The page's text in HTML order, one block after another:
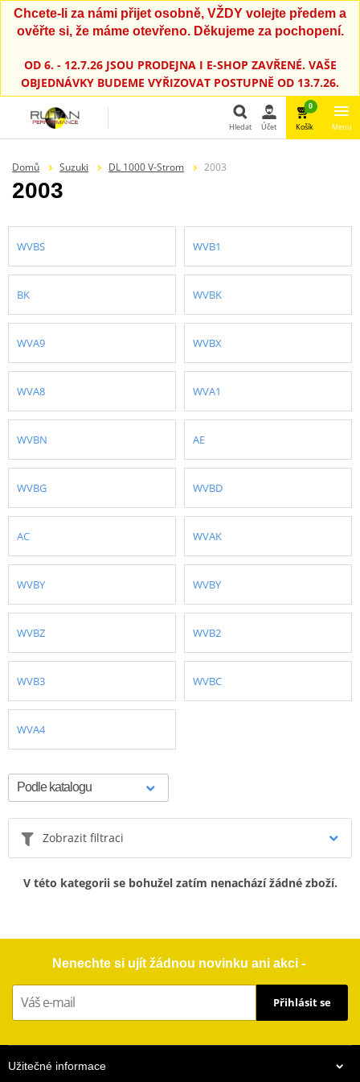
Chcete-li za námi přijet osobně, VŽDY volejte předem a
ověřte si, že máme otevřeno. Děkujeme za pochopení.
OD 6. - 12.7.26 JSOU PRODEJNA I E-SHOP ZAVŘENÉ. VAŠE
OBJEDNÁVKY BUDEME VYŘIZOVAT POSTUPNĚ OD 13.7.26.
Hledat Účet
0
Košík Menu
Domů Suzuki DL 1000 V-Strom 2003
2003
WVBS WVB1
BK WVBK
WVA9 WVBX
WVA8 WVA1
WVBN AE
WVBG WVBD
AC WVAK
WVBY WVBY
WVBZ WVB2
WVB3 WVBC
WVA4
Zobrazit filtraci
V této kategorii se bohužel zatím nenachází žádné zboží.
Nenechte si ujít žádnou novinku ani akci -
Přihlásit se
Užitečné informace